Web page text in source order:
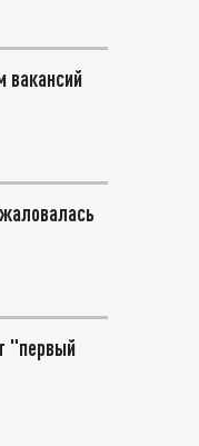
вакансий
"первый